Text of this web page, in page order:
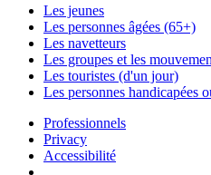
Les jeunes
Les personnes âgées (65+)
Les navetteurs
Les groupes et les
Les touristes (d'un jour)
Les personnes handicapées
Professionnels
Privacy
Accessibilité